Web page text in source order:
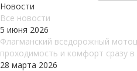
Новости
Все новости
5 июня 2026
Флагманский вседорожный
проходимость и комфорт сразу
28 марта 2026